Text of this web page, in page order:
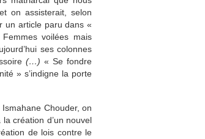
on assisterait, selon
un article paru dans «
voilées mais
ses colonnes
(…) « Se fondre
» s’indigne la porte
Chouder, on
création d’un nouvel
de lois contre le